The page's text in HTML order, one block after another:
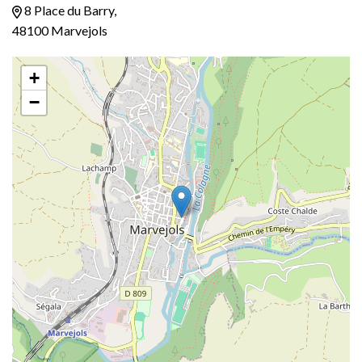
8 Place du Barry,
48100 Marvejols
+
−